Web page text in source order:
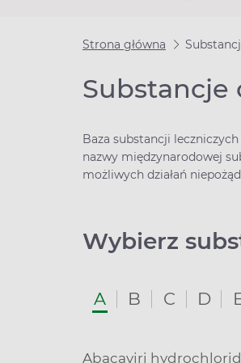
Strona główna
Substancje
Baza substancji
nazwy międzynarodowej
możliwych działań
Wybierz
A B C D
Abacaviri